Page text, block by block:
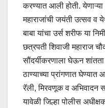
करण्यात आली होती.
महाराजांची जयंती उत्सव व
बाबा यांचा उर्स शरीफ या
छत्रपती शिवाजी महाराज
सौंदर्यीकरणाला घेऊन
ठाण्याच्या प्रांगणात घेण्यात
रॅली, मिरवणूक व अभिवादन
यावेळी जिल्हा पोलीस